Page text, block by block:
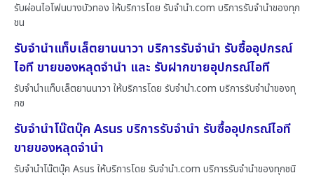
รับผ่อนไอโฟนบางบัวทอง ให้บริการโดย รับจํานํา.com บริการรับจำนำของทุก
ชน
รับจำนำแท็บเล็ตยานนาวา บริการรับจำนำ รับซื้ออุปกรณ์
ไอที ขายของหลุดจำนำ และ รับฝากขายอุปกรณ์ไอที
รับจำนำแท็บเล็ตยานนาวา ให้บริการโดย รับจํานํา.com บริการรับจำนำของทุ
กช
รับจำนำโน๊ตบุ๊ค Asus บริการรับจำนำ รับซื้ออุปกรณ์ไอที
ขายของหลุดจำนำ
รับจำนำโน๊ตบุ๊ค Asus ให้บริการโดย รับจํานํา.com บริการรับจำนำของทุกชนิ